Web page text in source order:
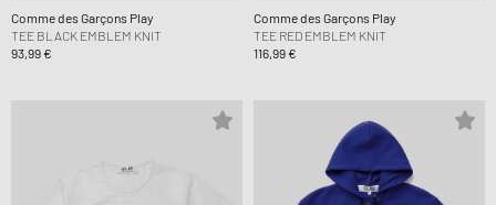
Comme des Garçons Play
TEE BLACK EMBLEM KNIT
93,99 €
Comme des Garçons Play
TEE RED EMBLEM KNIT
116,99 €